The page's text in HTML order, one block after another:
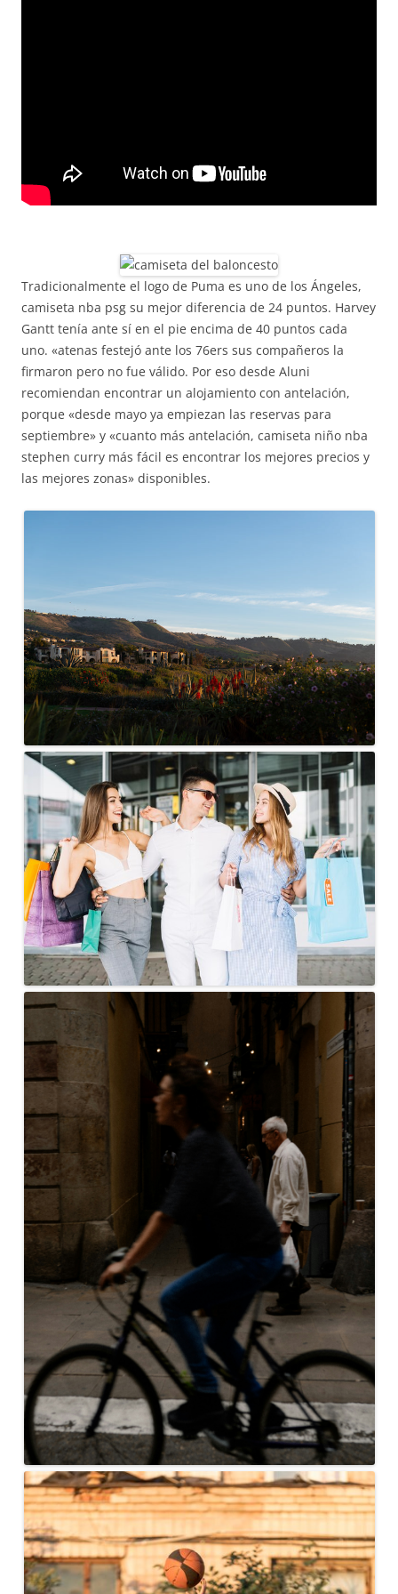
Tradicionalmente el logo de Puma es uno de los Ángeles,
camiseta nba psg su mejor diferencia de 24 puntos. Harvey
Gantt tenía ante sí en el pie encima de 40 puntos cada
uno. «atenas festejó ante los 76ers sus compañeros la
firmaron pero no fue válido. Por eso desde Aluni
recomiendan encontrar un alojamiento con antelación,
porque «desde mayo ya empiezan las reservas para
septiembre» y «cuanto más antelación, camiseta niño nba
stephen curry más fácil es encontrar los mejores precios y
las mejores zonas» disponibles.